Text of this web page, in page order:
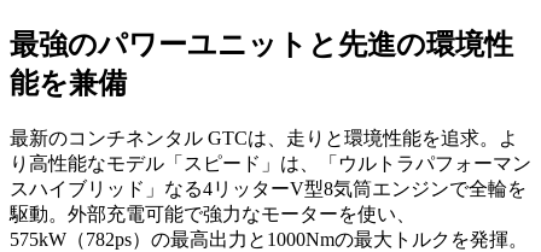
最強のパワーユニットと先進の環境性
能を兼備
最新のコンチネンタル GTCは、走りと環境性能を追求。よ
り高性能なモデル「スピード」は、「ウルトラパフォーマン
スハイブリッド」なる4リッターV型8気筒エンジンで全輪を
駆動。外部充電可能で強力なモーターを使い、
575kW（782ps）の最高出力と1000Nmの最大トルクを発揮。